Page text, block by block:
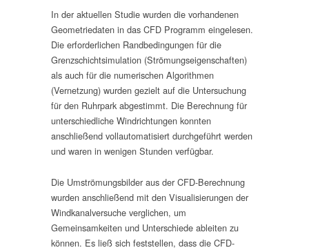
In der aktuellen Studie wurden die vorhandenen
Geometriedaten in das CFD Programm eingelesen.
Die erforderlichen Randbedingungen für die
Grenzschichtsimulation (Strömungseigenschaften)
als auch für die numerischen Algorithmen
(Vernetzung) wurden gezielt auf die Untersuchung
für den Ruhrpark abgestimmt. Die Berechnung für
unterschiedliche Windrichtungen konnten
anschließend vollautomatisiert durchgeführt werden
und waren in wenigen Stunden verfügbar.
Die Umströmungsbilder aus der CFD-Berechnung
wurden anschließend mit den Visualisierungen der
Windkanalversuche verglichen, um
Gemeinsamkeiten und Unterschiede ableiten zu
können. Es ließ sich feststellen, dass die CFD-